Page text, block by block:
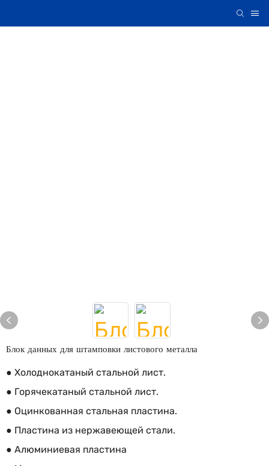
Блок данных для штамповки листового металла
● Холоднокатаный стальной лист.
● Горячекатаный стальной лист.
● Оцинкованная стальная пластина.
● Пластина из нержавеющей стали.
● Алюминиевая пластина